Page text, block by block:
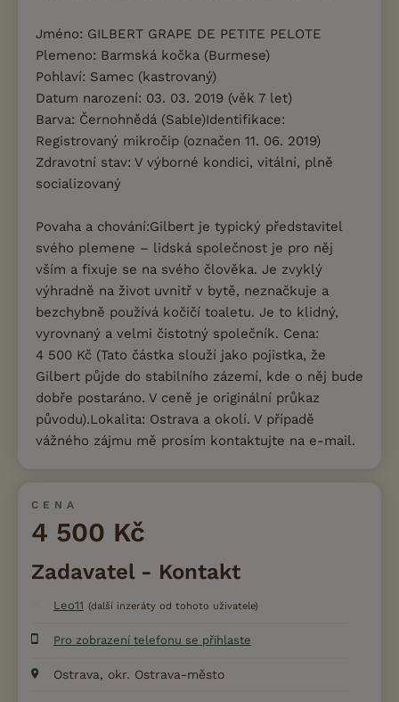
Jméno: GILBERT GRAPE DE PETITE PELOTE
Plemeno: Barmská kočka (Burmese)
Pohlaví: Samec (kastrovaný)
Datum narození: 03. 03. 2019 (věk 7 let)
Barva: Černohnědá (Sable)Identifikace:
Registrovaný mikročip (označen 11. 06. 2019)
Zdravotní stav: V výborné kondici, vitální, plně
socializovaný
Povaha a chování:Gilbert je typický představitel
svého plemene – lidská společnost je pro něj
vším a fixuje se na svého člověka. Je zvyklý
výhradně na život uvnitř v bytě, neznačkuje a
bezchybně používá kočičí toaletu. Je to klidný,
vyrovnaný a velmi čistotný společník. Cena:
4 500 Kč (Tato částka slouží jako pojistka, že
Gilbert půjde do stabilního zázemí, kde o něj bude
dobře postaráno. V ceně je originální průkaz
původu).Lokalita: Ostrava a okolí. V případě
vážného zájmu mě prosím kontaktujte na e-mail.
CENA
4 500 Kč
Zadavatel - Kontakt
Leo11 (další inzeráty od tohoto uživatele)
Pro zobrazení telefonu se přihlaste
Ostrava, okr. Ostrava-město